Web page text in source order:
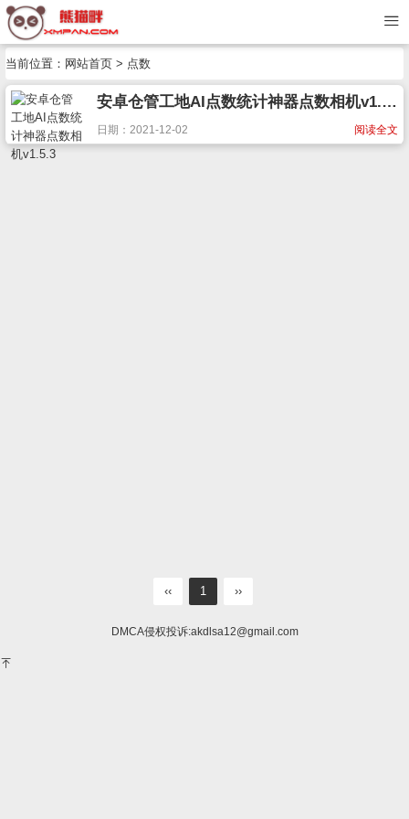
当前位置： 网站首页 > 点数
安卓仓管工地AI点数统计神器点数相机v1.5.3
阅读全文
日期：2021-12-02
‹‹ 1 ››
DMCA侵权投诉:akdlsa12@gmail.com